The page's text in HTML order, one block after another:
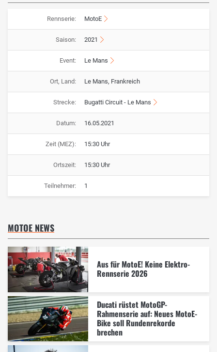
Rennserie: MotoE
Saison: 2021
Event: Le Mans
Ort, Land: Le Mans, Frankreich
Strecke: Bugatti Circuit - Le Mans
Datum: 16.05.2021
Zeit (MEZ): 15:30 Uhr
Ortszeit: 15:30 Uhr
Teilnehmer: 1
MOTOE NEWS
Aus für MotoE! Keine Elektro-
Rennserie 2026
Ducati rüstet MotoGP-
Rahmenserie auf: Neues MotoE-
Bike soll Rundenrekorde
brechen